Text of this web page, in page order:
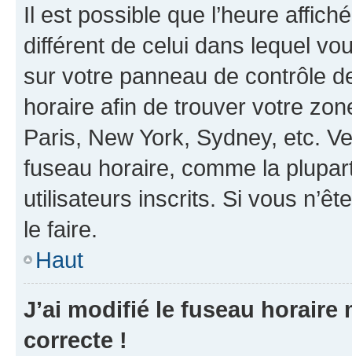
Il est possible que l’heure
différent de celui dans lequel
sur votre panneau de contrôle
horaire afin de trouver votre
Paris, New York, Sydney, etc.
fuseau horaire, comme la
utilisateurs inscrits. Si vous
le faire.
Haut
J’ai modifié le fuseau horaire
correcte !